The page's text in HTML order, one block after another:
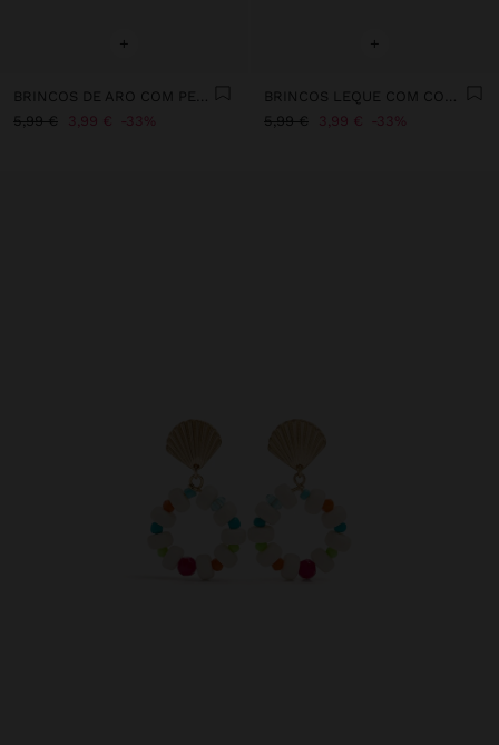
+
BRINCOS DE ARO COM PEDRAS
5,99 €
3,99 € 33%
+
BRINCOS LEQUE COM CONCHAS
5,99 €
3,99 € 33%